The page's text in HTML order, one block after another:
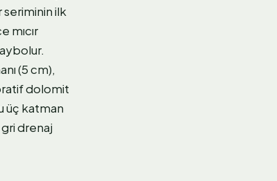
seriminin ilk
mıcır
(5 cm),
dolomit
üç katman
gri drenaj